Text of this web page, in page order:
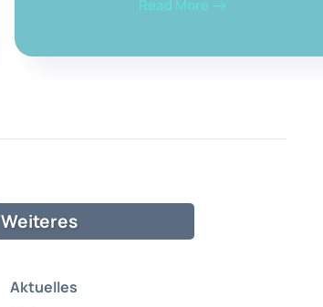
Read More
Weiteres
Aktuelles